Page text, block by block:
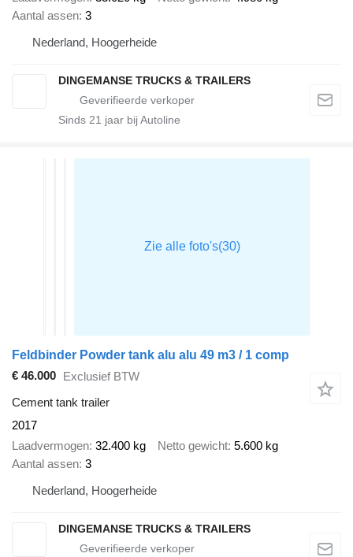
Aantal assen 3
Nederland, Hoogerheide
DINGEMANSE TRUCKS & TRAILERS
Sinds 21 jaar bij Autoline
Feldbinder Powder tank alu alu 49 m3 / 1 comp
€ 46.000 Exclusief BTW
Cement tank trailer
2017
Laadvermogen 32.400 kg Netto gewicht 5.600 kg
Aantal assen 3
Nederland, Hoogerheide
DINGEMANSE TRUCKS & TRAILERS